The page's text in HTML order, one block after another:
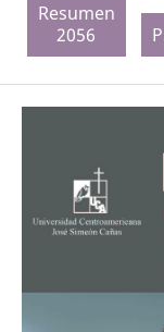
Resumen
2056